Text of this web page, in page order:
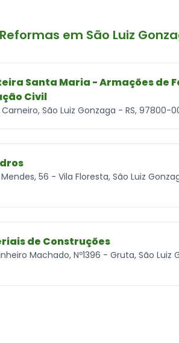
em São Luiz
Santa Maria - Armações de
Civil
Carneiro, São Luiz Gonzaga - RS, 97800-
56 - Vila Floresta, São Luiz
de Construções
Machado, Nº1396 - Gruta, São Luiz